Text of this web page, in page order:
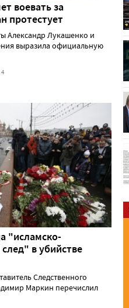
воевать за
протестует
Александр Лукашенко и
выразила официальную
4
"исламско-
в убийстве
Следственного
Маркин перечислил